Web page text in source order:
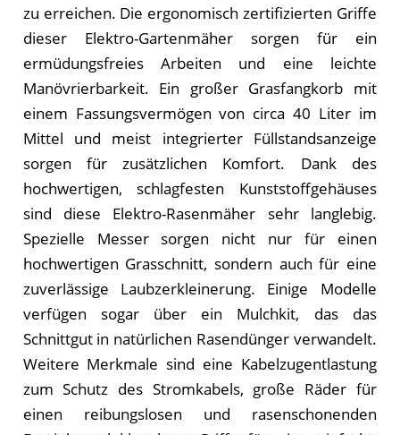
zu erreichen. Die ergonomisch zertifizierten Griffe
dieser Elektro-Gartenmäher sorgen für ein
ermüdungsfreies Arbeiten und eine leichte
Manövrierbarkeit. Ein großer Grasfangkorb mit
einem Fassungsvermögen von circa 40 Liter im
Mittel und meist integrierter Füllstandsanzeige
sorgen für zusätzlichen Komfort. Dank des
hochwertigen, schlagfesten Kunststoffgehäuses
sind diese Elektro-Rasenmäher sehr langlebig.
Spezielle Messer sorgen nicht nur für einen
hochwertigen Grasschnitt, sondern auch für eine
zuverlässige Laubzerkleinerung. Einige Modelle
verfügen sogar über ein Mulchkit, das das
Schnittgut in natürlichen Rasendünger verwandelt.
Weitere Merkmale sind eine Kabelzugentlastung
zum Schutz des Stromkabels, große Räder für
einen reibungslosen und rasenschonenden